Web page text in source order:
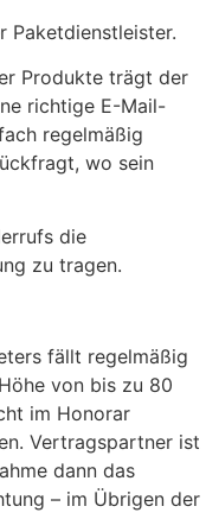
Paketdienstleister.
Produkte trägt der
richtige E-Mail-
regelmäßig
wo sein
die
zu tragen.
fällt regelmäßig
von bis zu 80
im Honorar
Vertragspartner ist
dann das
– im Übrigen der